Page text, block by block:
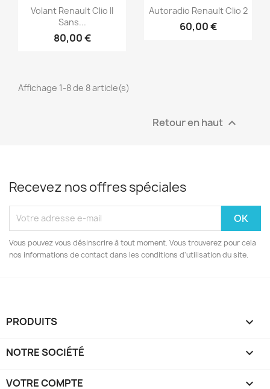
Aperçu rapide
Volant Renault Clio II
Sans...
80,00 €
Aperçu rapide
Autoradio Renault Clio 2
60,00 €
Affichage 1-8 de 8 article(s)
Retour en haut 
Recevez nos offres spéciales
Vous pouvez vous désinscrire à tout moment. Vous trouverez pour cela
nos informations de contact dans les conditions d'utilisation du site.
PRODUITS 
NOTRE SOCIÉTÉ 
VOTRE COMPTE 